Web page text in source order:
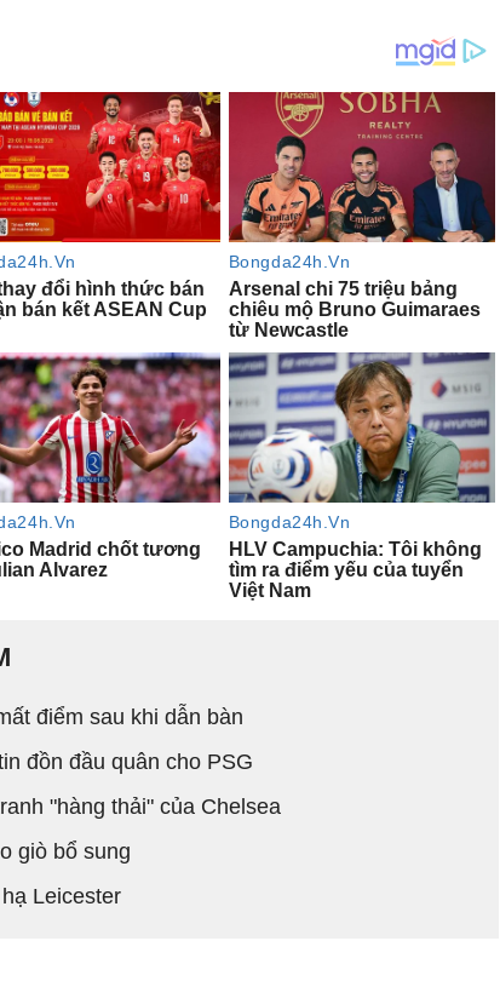
điểm sau khi dẫn bàn
đồn đầu quân cho PSG
"hàng thải" của Chelsea
giò bổ sung
Leicester